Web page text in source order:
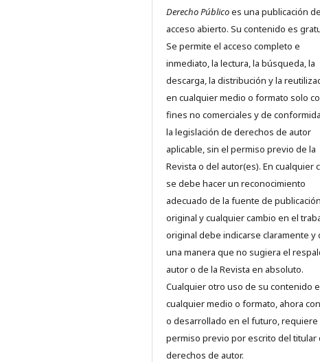
Derecho Públicoes una publicación de
acceso abierto. Su contenido es
Se permite el acceso completo e
inmediato, la lectura, la búsqueda, la
descarga, la distribución y la
en cualquier medio o formato solo
fines no comerciales y de
la legislación de derechos de autor
aplicable, sin el permiso previo de la
Revista o del autor(es). En cualquier
se debe hacer un reconocimiento
adecuado de la fuente de publicación
original y cualquier cambio en el
original debe indicarse claramente y
una manera que no sugiera el
autor o de la Revista en absoluto.
Cualquier otro uso de su contenido
cualquier medio o formato, ahora
o desarrollado en el futuro, requiere
permiso previo por escrito del titular
derechos de autor.